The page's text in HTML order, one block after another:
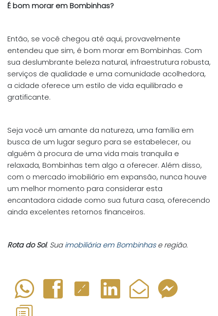
É bom morar em Bombinhas?
Então, se você chegou até aqui, provavelmente
entendeu que sim, é bom morar em Bombinhas. Com
sua deslumbrante beleza natural, infraestrutura robusta,
serviços de qualidade e uma comunidade acolhedora,
a cidade oferece um estilo de vida equilibrado e
gratificante.
Seja você um amante da natureza, uma família em
busca de um lugar seguro para se estabelecer, ou
alguém à procura de uma vida mais tranquila e
relaxada, Bombinhas tem algo a oferecer. Além disso,
com o mercado imobiliário em expansão, nunca houve
um melhor momento para considerar esta
encantadora cidade como sua futura casa, oferecendo
ainda excelentes retornos financeiros.
Rota do Sol. Sua imobiliária em Bombinhase região.